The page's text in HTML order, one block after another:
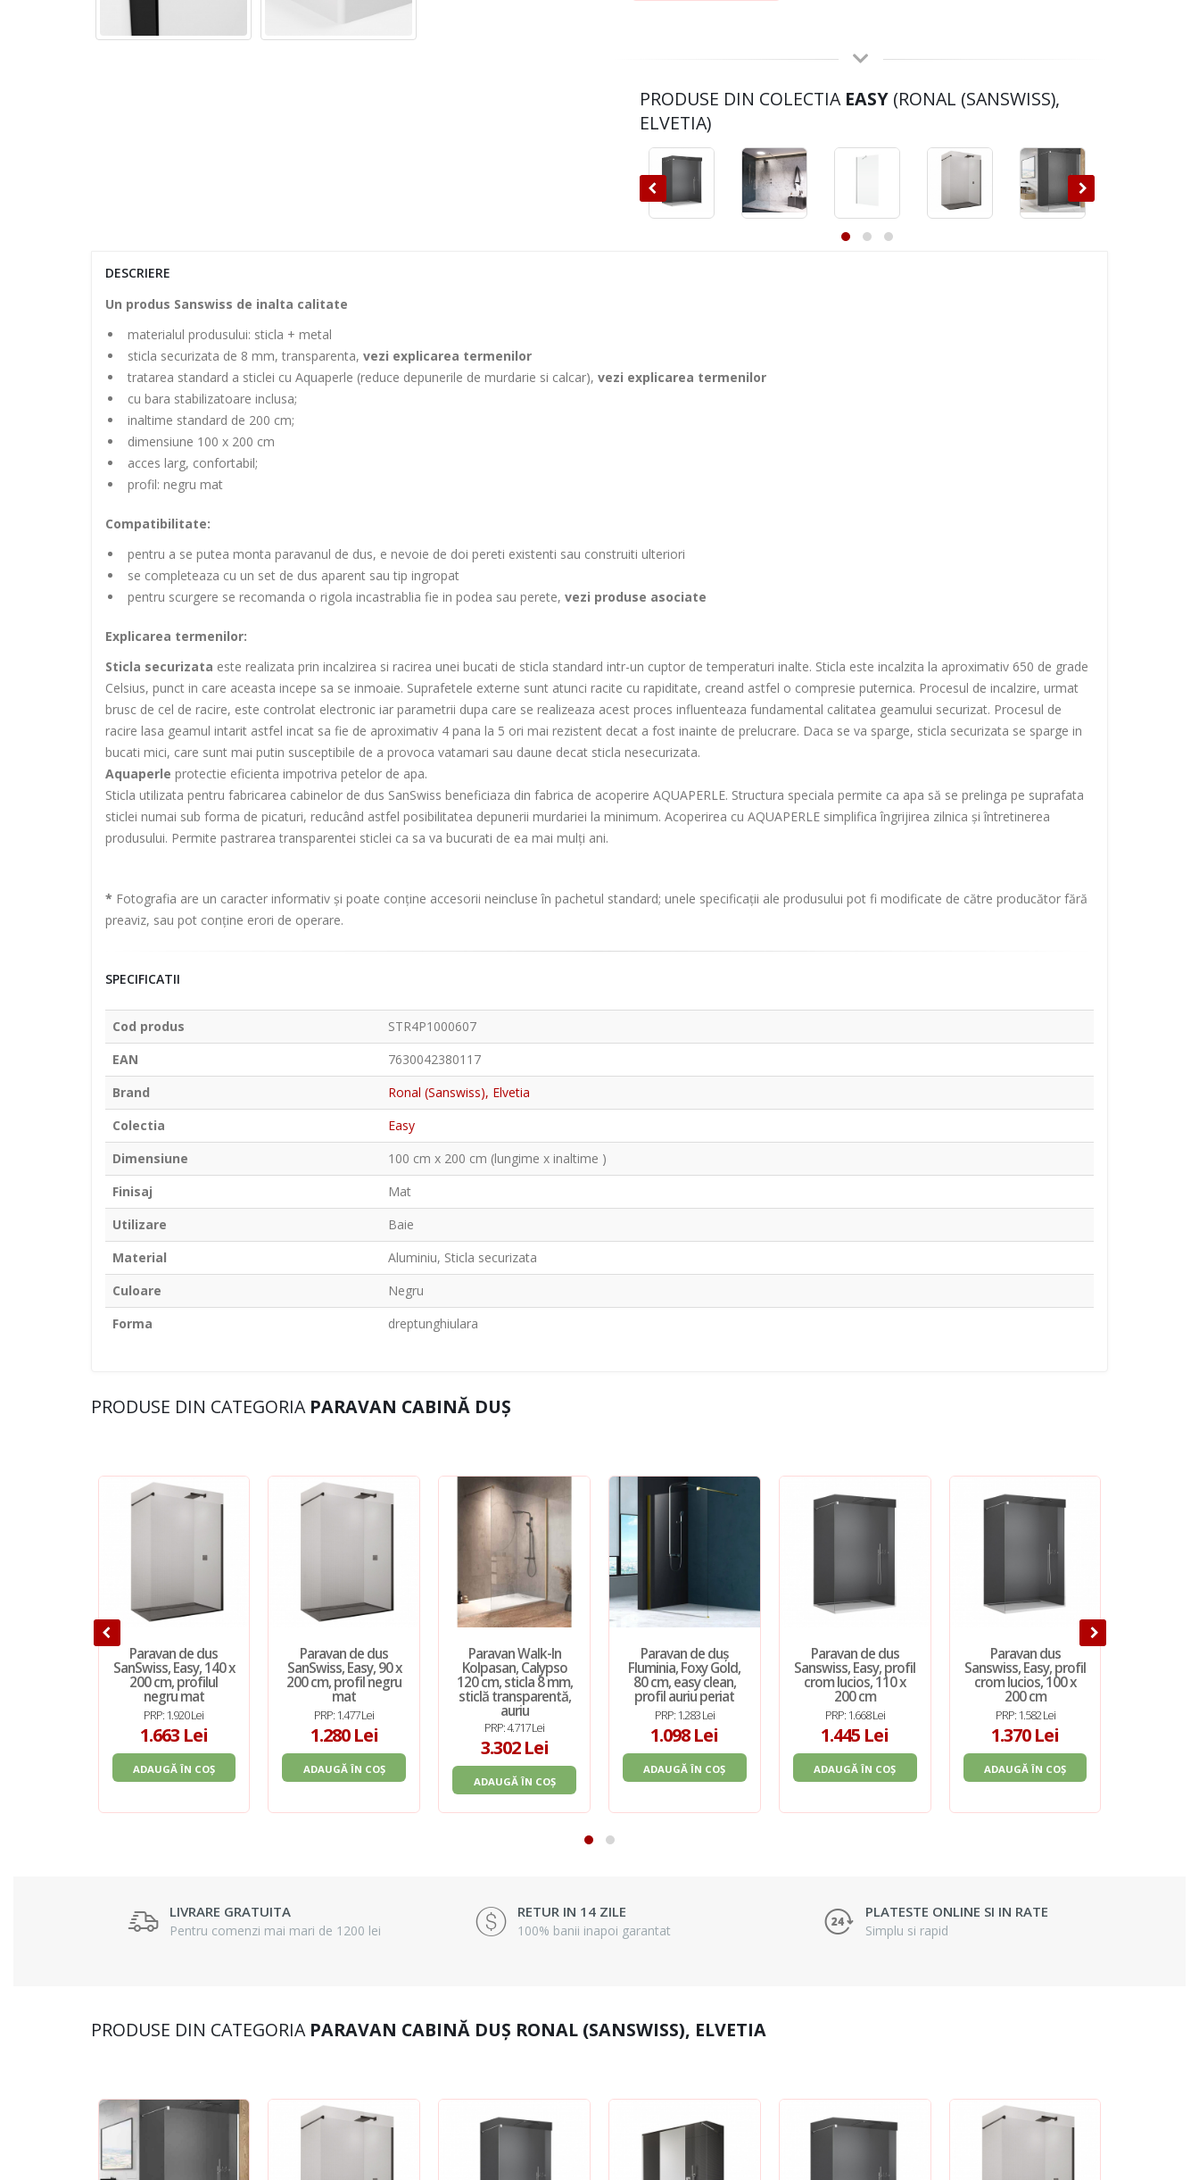
PRODUSE DIN COLECTIA EASY (RONAL (SANSWISS),
ELVETIA)
DESCRIERE
​​Un produs Sanswiss de inalta calitate
materialul produsului: sticla + metal
sticla securizata de 8 mm, transparenta, vezi explicarea termenilor
tratarea standard a sticlei cu Aquaperle (reduce depunerile de murdarie si calcar), vezi explicarea termenilor
cu bara stabilizatoare inclusa;
inaltime standard de 200 cm;
dimensiune 100 x 200 cm
acces larg, confortabil;
profil: negru mat
Compatibilitate:
pentru a se putea monta paravanul de dus, e nevoie de doi pereti existenti sau construiti ulteriori
se completeaza cu un set de dus aparent sau tip ingropat
pentru scurgere se recomanda o rigola incastrablia fie in podea sau perete, vezi produse asociate
Explicarea termenilor:
Sticla securizata este realizata prin incalzirea si racirea unei bucati de sticla standard intr-un cuptor de temperaturi inalte. Sticla este incalzita la aproximativ 650 de grade
Celsius, punct in care aceasta incepe sa se inmoaie. Suprafetele externe sunt atunci racite cu rapiditate, creand astfel o compresie puternica. Procesul de incalzire, urmat
brusc de cel de racire, este controlat electronic iar parametrii dupa care se realizeaza acest proces influenteaza fundamental calitatea geamului securizat. Procesul de
racire lasa geamul intarit astfel incat sa fie de aproximativ 4 pana la 5 ori mai rezistent decat a fost inainte de prelucrare. Daca se va sparge, sticla securizata se sparge in
bucati mici, care sunt mai putin susceptibile de a provoca vatamari sau daune decat sticla nesecurizata.
Aquaperle protectie eficienta impotriva petelor de apa.
Sticla utilizata pentru fabricarea cabinelor de dus SanSwiss beneficiaza din fabrica de acoperire AQUAPERLE. Structura speciala permite ca apa să se prelinga pe suprafata
sticlei numai sub forma de picaturi, reducând astfel posibilitatea depunerii murdariei la minimum. Acoperirea cu AQUAPERLE simplifica îngrijirea zilnica și întretinerea
produsului. Permite pastrarea transparentei sticlei ca sa va bucurati de ea mai mulți ani.
* Fotografia are un caracter informativ și poate conține accesorii neincluse în pachetul standard; unele specificații ale produsului pot fi modificate de către producător fără
preaviz, sau pot conține erori de operare.
SPECIFICATII
Cod produs
STR4P1000607
EAN
7630042380117
Brand
Ronal (Sanswiss), Elvetia
Colectia
Easy
Dimensiune
100 cm x 200 cm (lungime x inaltime )
Finisaj
Mat
Utilizare
Baie
Material
Aluminiu, Sticla securizata
Culoare
Negru
Forma
dreptunghiulara
PRODUSE DIN CATEGORIA PARAVAN CABINĂ DUȘ
Paravan de dus
SanSwiss, Easy, 140 x
200 cm, profilul
negru mat
PRP: 1.920 Lei
1.663 Lei
ADAUGĂ ÎN COȘ
Paravan de dus
SanSwiss, Easy, 90 x
200 cm, profil negru
mat
PRP: 1.477 Lei
1.280 Lei
ADAUGĂ ÎN COȘ
Paravan Walk-In
Kolpasan, Calypso
120 cm, sticla 8 mm,
sticlă transparentă,
auriu
PRP: 4.717 Lei
3.302 Lei
ADAUGĂ ÎN COȘ
Paravan de duș
Fluminia, Foxy Gold,
80 cm, easy clean,
profil auriu periat
PRP: 1.283 Lei
1.098 Lei
ADAUGĂ ÎN COȘ
Paravan de dus
Sanswiss, Easy, profil
crom lucios, 110 x
200 cm
PRP: 1.668 Lei
1.445 Lei
ADAUGĂ ÎN COȘ
Paravan dus
Sanswiss, Easy, profil
crom lucios, 100 x
200 cm
PRP: 1.582 Lei
1.370 Lei
ADAUGĂ ÎN COȘ
LIVRARE GRATUITA
Pentru comenzi mai mari de 1200 lei
RETUR IN 14 ZILE
100% banii inapoi garantat
PLATESTE ONLINE SI IN RATE
Simplu si rapid
PRODUSE DIN CATEGORIA PARAVAN CABINĂ DUȘ RONAL (SANSWISS), ELVETIA